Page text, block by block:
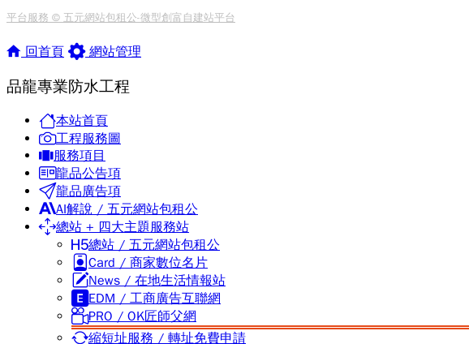
平台服務 © 五元網站包租公-微型創富自建站平台
回首頁 網站管理
品龍專業防水工程
本站首頁
工程服務圖
服務項目
龍品公告項
龍品廣告項
AI解說 / 五元網站包租公
總站 + 四大主題服務站
總站 / 五元網站包租公
Card / 商家數位名片
News / 在地生活情報站
EDM / 工商廣告互聯網
PRO / OK匠師父網
縮短址服務 / 轉址免費申請